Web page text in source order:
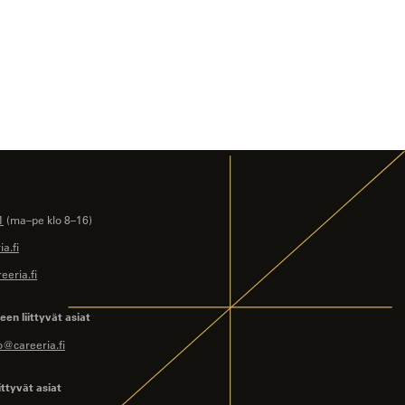
(ma–pe klo 8–16)
liittyvät asiat
asiat